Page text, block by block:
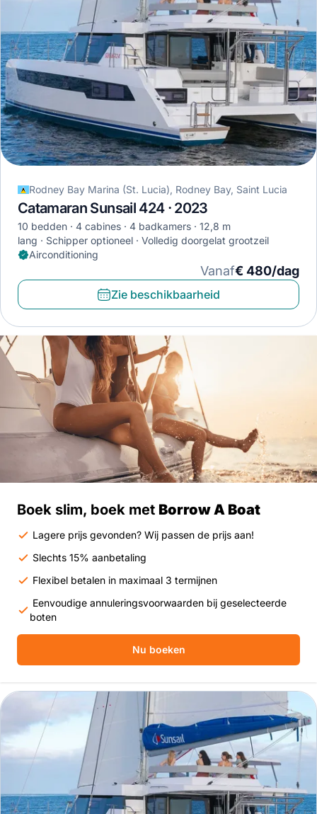
Rodney Bay Marina (St. Lucia), Rodney Bay, Saint Lucia
Catamaran Sunsail 424 · 2023
10 bedden 4 cabines 4 badkamers
12,8 m
lang
Schipper optioneel
Volledig doorgelat grootzeil
Airconditioning
Vanaf€ 480/dag
Zie beschikbaarheid
Boek slim, boek met Borrow A Boat
Lagere prijs gevonden? Wij passen de prijs aan!
Slechts 15% aanbetaling
Flexibel betalen in maximaal 3 termijnen
Eenvoudige annuleringsvoorwaarden bij geselecteerde
boten
Nu boeken